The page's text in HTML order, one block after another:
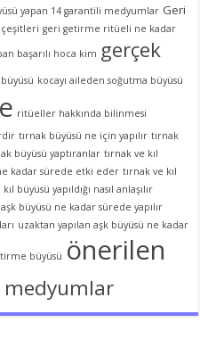
yapan 14 garantili medyumlar Geri
geri getirme ritüeli ne kadar
başarılı hoca kim gerçek
kocayı aileden soğutma büyüsü
ritüeller hakkında bilinmesi
tırnak büyüsü ne için yapılır tırnak
büyüsü yaptıranlar tırnak ve kıl
kadar sürede etki eder tırnak ve kıl
büyüsü yapıldığı nasıl anlaşılır
büyüsü ne kadar sürede yapılır
uzaktan yapılan aşk büyüsü ne kadar
büyüsü önerilen